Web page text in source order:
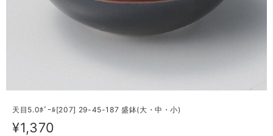
天目5.0ﾎﾞｰﾙ[207] 29-45-187 盛鉢(大・中・小)
¥1,370